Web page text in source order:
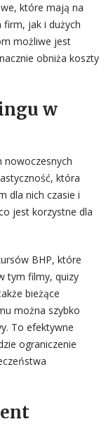
które mają na
firm, jak i dużych
możliwe jest
obniża koszty
w
nowoczesnych
która
dla nich czasie i
jest korzystne dla
BHP, które
tym filmy, quizy
bieżące
można szybko
To efektywne
ograniczenie